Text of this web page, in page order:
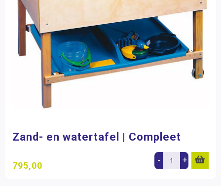
Zand- en watertafel | Compleet
795,00 - +